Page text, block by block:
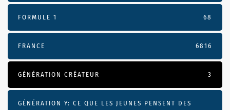
FORMULE 1 68
FRANCE 6816
GÉNÉRATION CRÉATEUR 3
GÉNÉRATION Y: CE QUE LES JEUNES PENSENT DES